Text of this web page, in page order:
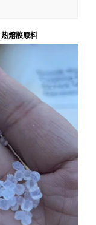
熔胶原料